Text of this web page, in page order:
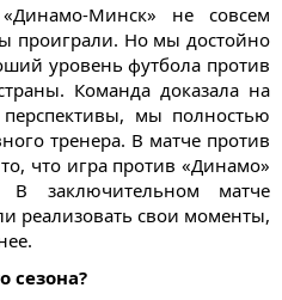
Минск» не совсем
проиграли. Но мы достойно
уровень футбола против
Команда доказала на
мы полностью
тренера. В матче против
что игра против «Динамо»
заключительном матче
реализовать свои моменты,
сезона?